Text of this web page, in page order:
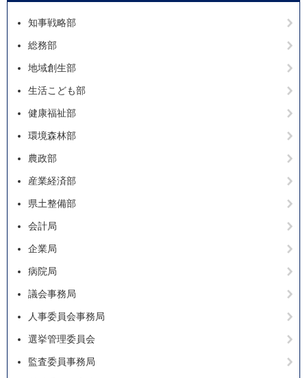
知事戦略部
総務部
地域創生部
生活こども部
健康福祉部
環境森林部
農政部
産業経済部
県土整備部
会計局
企業局
病院局
議会事務局
人事委員会事務局
選挙管理委員会
監査委員事務局